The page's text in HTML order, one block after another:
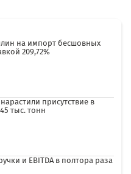
на импорт бесшовных
209,72%
присутствие в
тыс. тонн
и EBITDA в полтора раза